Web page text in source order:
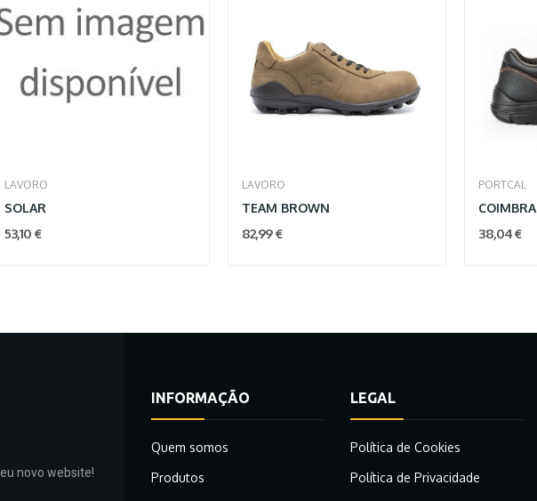
LAVORO
SOLAR
53,10 €
LAVORO
TEAM BROWN
82,99 €
PORTCAL
COIMBRA
38,04 €
novo website!
INFORMAÇÃO
Quem somos
Produtos
LEGAL
Política de Cookies
Política de Privacidade